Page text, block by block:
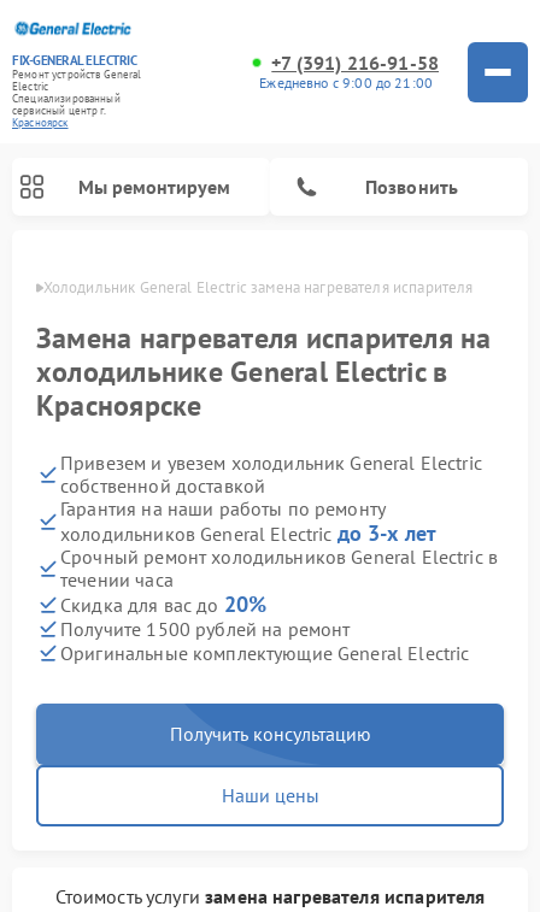
FIX-GENERAL ELECTRIC
Ремонт устройств General
Electric
Специализированный
cервисный центр г.
Красноярск
+7 (391) 216-91-58
Ежедневно с 9:00 до 21:00
Мы ремонтируем Позвонить
Холодильник General Electric замена нагревателя испарителя
Замена нагревателя испарителя на
холодильнике General Electric в
Красноярске
Привезем и увезем холодильник General Electric
собственной доставкой
Гарантия на наши работы по ремонту
холодильников General Electric до 3-х лет
Срочный ремонт холодильников General Electric в
течении часа
Скидка для вас до 20%
Получите 1500 рублей на ремонт
Оригинальные комплектующие General Electric
Получить консультацию
Наши цены
Стоимость услугизамена нагревателя испарителя